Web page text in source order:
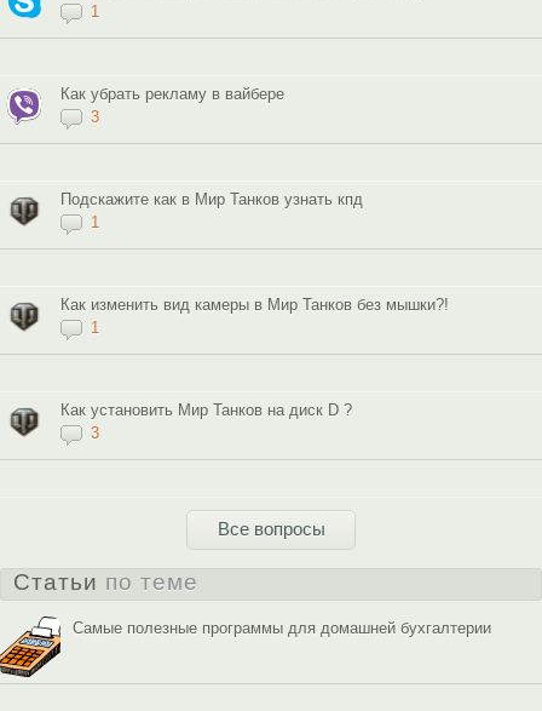
1
Как убрать рекламу в вайбере
3
Подскажите как в Мир Танков узнать кпд
1
Как изменить вид камеры в Мир Танков без мышки?!
1
Как установить Мир Танков на диск D ?
3
Все вопросы
Статьи по теме
Самые полезные программы для домашней бухгалтерии